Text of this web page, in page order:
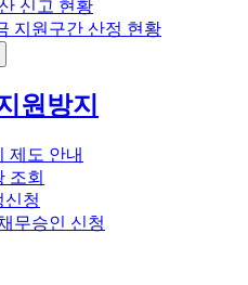
신고 현황
지원구간 산정 현황
원방지
제도 안내
조회
신청
무승인 신청